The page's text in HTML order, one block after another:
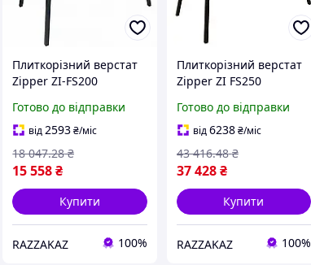
Плиткорізний верстат
Zipper ZI-FS200
різання плитки з
диском 200 мм до 600
мм ширини
Готово до відправки
від2593₴/міс
15 558₴
18 047.28 ₴
Купити
RAZZAKAZ 100%
Плиткорізний верстат
Zipper ZI FS250
точного різання
плитки нахил до 45
градусів
Готово до відправки
від6238 ₴/міс
37 428 ₴
43 416.48 ₴
Купити
RAZZAKAZ 100%